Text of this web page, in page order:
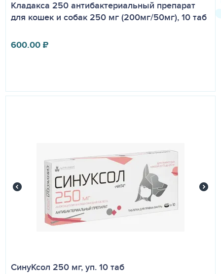
Кладакса 250 антибактериальный препарат
для кошек и собак 250 мг (200мг/50мг), 10 таб
600.00₽
СинуКсол 250 мг, уп. 10 таб